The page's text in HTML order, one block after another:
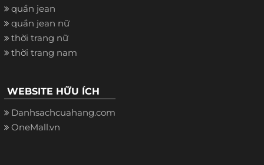
quần jean
quần jean nữ
thời trang nữ
thời trang nam
WEBSITE HỮU ÍCH
Danhsachcuahang.com
OneMall.vn